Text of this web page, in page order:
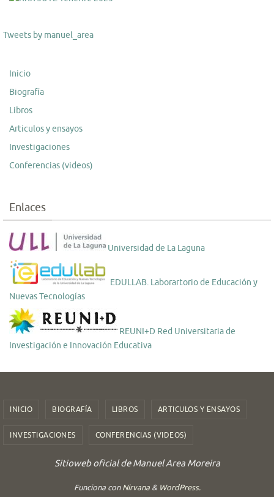
Tweets by manuel_area
Inicio
Biografía
Libros
Articulos y ensayos
Investigaciones
Conferencias (videos)
Enlaces
Universidad de La Laguna
EDULLAB. Laborartorio de Educación y
Nuevas Tecnologías
REUNI+D Red Universitaria de
Investigación e Innovación Educativa
INICIO BIOGRAFÍA LIBROS ARTICULOS Y ENSAYOS
INVESTIGACIONES CONFERENCIAS (VIDEOS)
Sitioweb oficial de Manuel Area Moreira
Funciona conNirvana& WordPress.